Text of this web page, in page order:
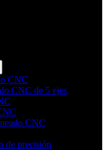
CNC
CNC de 5 ejes
CNC
de precisión